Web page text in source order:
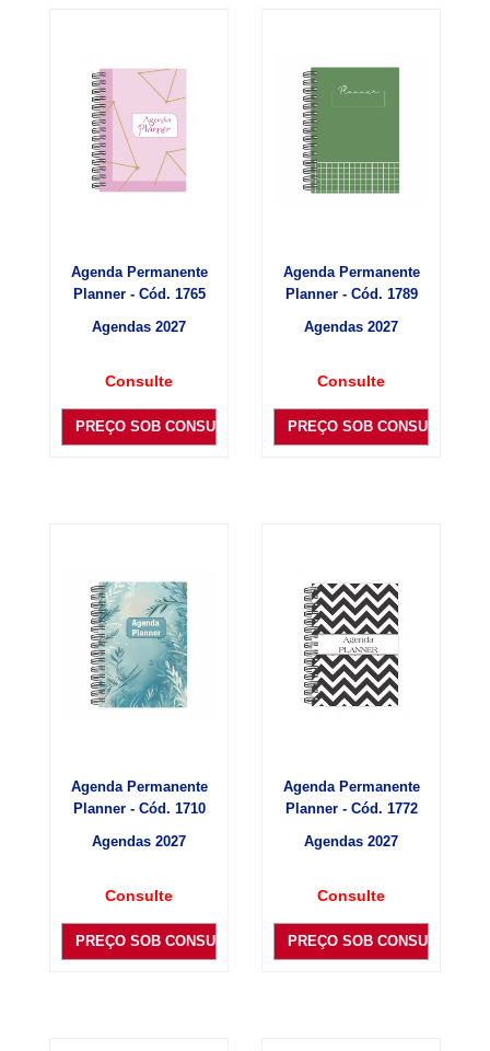
Agenda Permanente
Planner - Cód. 1765
Agendas 2027
Consulte
PREÇO SOB CONSULTA
Agenda Permanente
Planner - Cód. 1789
Agendas 2027
Consulte
PREÇO SOB CONSULTA
Agenda Permanente
Planner - Cód. 1710
Agendas 2027
Consulte
PREÇO SOB CONSULTA
Agenda Permanente
Planner - Cód. 1772
Agendas 2027
Consulte
PREÇO SOB CONSULTA